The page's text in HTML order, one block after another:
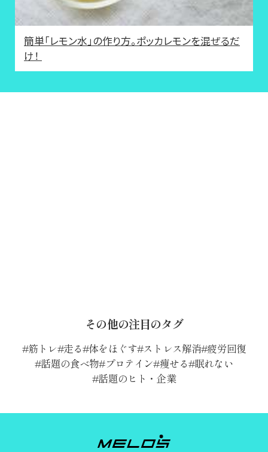
簡単「レモン水」の作り方。ポッカレモンを混ぜるだ
け！
その他の注目のタグ
筋トレ 走る 体をほぐす ストレス解消 疲労回復
話題の食べ物 プロテイン 痩せる 眠れない
話題のヒト・企業